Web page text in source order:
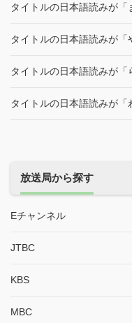
タイトルの日本語読みが
タイトルの日本語読みが
タイトルの日本語読みが
タイトルの日本語読みが
放送局から探す
Eチャンネル
JTBC
KBS
MBC